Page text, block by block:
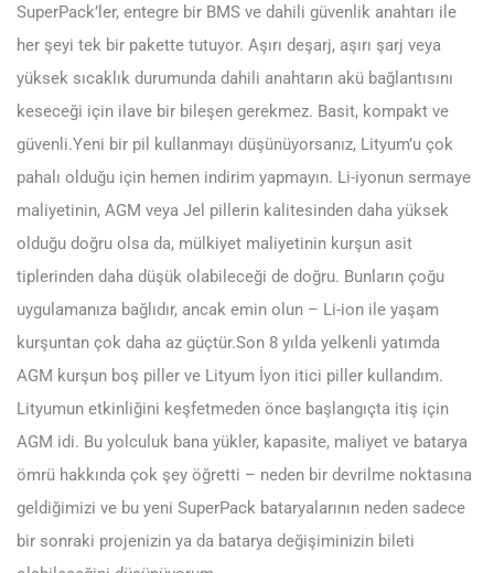
SuperPack’ler, entegre bir BMS ve dahili güvenlik anahtarı ile
her şeyi tek bir pakette tutuyor. Aşırı deşarj, aşırı şarj veya
yüksek sıcaklık durumunda dahili anahtarın akü bağlantısını
keseceği için ilave bir bileşen gerekmez. Basit, kompakt ve
güvenli.Yeni bir pil kullanmayı düşünüyorsanız, Lityum’u çok
pahalı olduğu için hemen indirim yapmayın. Li-iyonun sermaye
maliyetinin, AGM veya Jel pillerin kalitesinden daha yüksek
olduğu doğru olsa da, mülkiyet maliyetinin kurşun asit
tiplerinden daha düşük olabileceği de doğru. Bunların çoğu
uygulamanıza bağlıdır, ancak emin olun – Li-ion ile yaşam
kurşuntan çok daha az güçtür.Son 8 yılda yelkenli yatımda
AGM kurşun boş piller ve Lityum İyon itici piller kullandım.
Lityumun etkinliğini keşfetmeden önce başlangıçta itiş için
AGM idi. Bu yolculuk bana yükler, kapasite, maliyet ve batarya
ömrü hakkında çok şey öğretti – neden bir devrilme noktasına
geldiğimizi ve bu yeni SuperPack bataryalarının neden sadece
bir sonraki projenizin ya da batarya değişiminizin bileti